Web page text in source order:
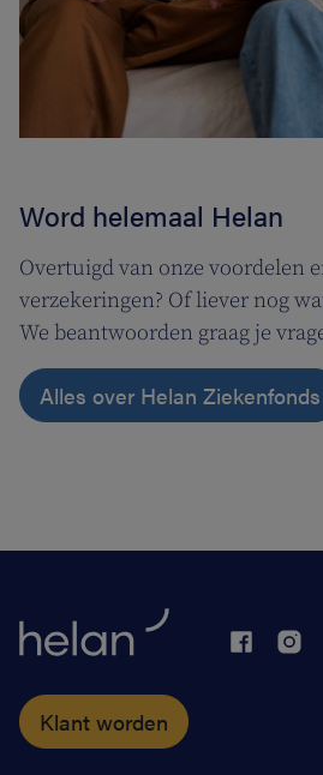
Word helemaal Helan
Overtuigd van onze voordelen
verzekeringen? Of liever nog
We beantwoorden graag je
Alles over Helan Ziekenfonds
Klant worden